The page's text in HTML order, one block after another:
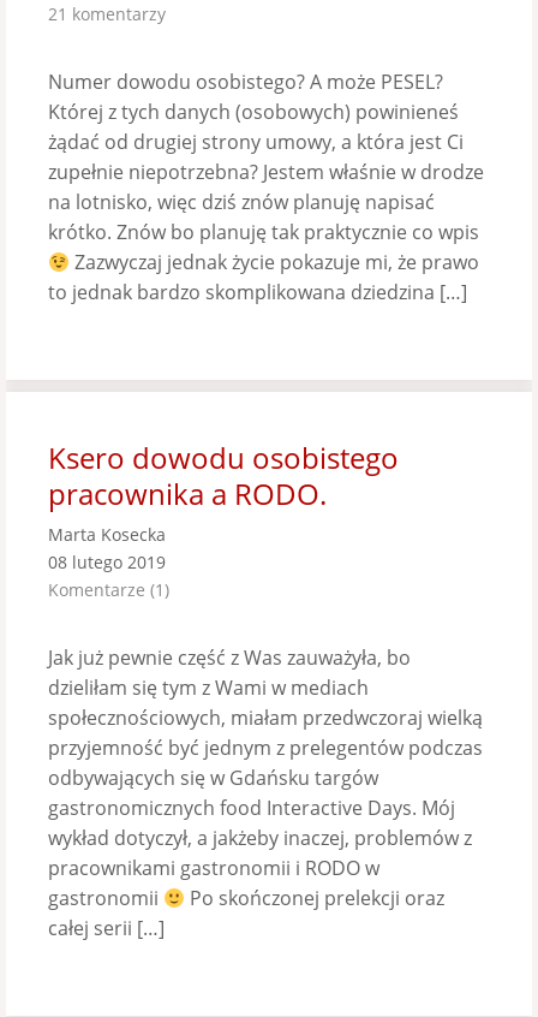
21 komentarzy
Numer dowodu osobistego? A może PESEL?
Której z tych danych (osobowych) powinieneś
żądać od drugiej strony umowy, a która jest Ci
zupełnie niepotrzebna? Jestem właśnie w drodze
na lotnisko, więc dziś znów planuję napisać
krótko. Znów bo planuję tak praktycznie co wpis
Zazwyczaj jednak życie pokazuje mi, że prawo
to jednak bardzo skomplikowana dziedzina […]
Ksero dowodu osobistego
pracownika a RODO.
Marta Kosecka
08 lutego 2019
Komentarze (1)
Jak już pewnie część z Was zauważyła, bo
dzieliłam się tym z Wami w mediach
społecznościowych, miałam przedwczoraj wielką
przyjemność być jednym z prelegentów podczas
odbywających się w Gdańsku targów
gastronomicznych food Interactive Days. Mój
wykład dotyczył, a jakżeby inaczej, problemów z
pracownikami gastronomii i RODO w
gastronomii
Po skończonej prelekcji oraz
całej serii […]